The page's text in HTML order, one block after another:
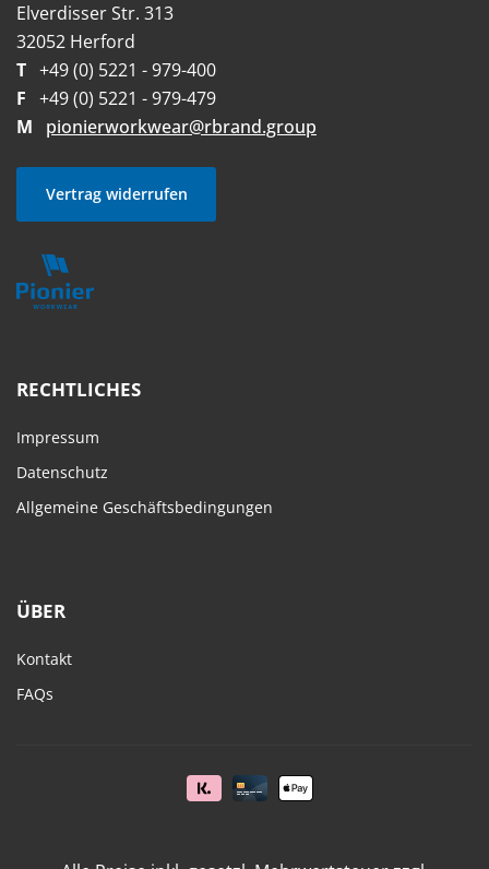
Elverdisser Str. 313
32052 Herford
T +49 (0) 5221 - 979-400
F +49 (0) 5221 - 979-479
M
pionierworkwear@rbrand.group
Vertrag widerrufen
RECHTLICHES
Impressum
Datenschutz
Allgemeine Geschäftsbedingungen
ÜBER
Kontakt
FAQs